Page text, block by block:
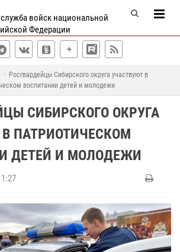
войск национальной
Федерации
Росгвардейцы Сибирского округа участвуют в
воспитании детей и молодежи
СИБИРСКОГО ОКРУГА
ПАТРИОТИЧЕСКОМ
ДЕТЕЙ И МОЛОДЕЖИ